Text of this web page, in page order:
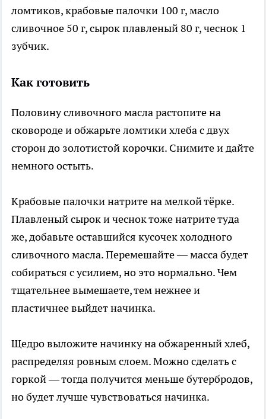
ломтиков, крабовые палочки 100 г, масло
сливочное 50 г, сырок плавленый 80 г, чеснок 1
зубчик.
Как готовить
Половину сливочного масла растопите на
сковороде и обжарьте ломтики хлеба с двух
сторон до золотистой корочки. Снимите и дайте
немного остыть.
Крабовые палочки натрите на мелкой тёрке.
Плавленый сырок и чеснок тоже натрите туда
же, добавьте оставшийся кусочек холодного
сливочного масла. Перемешайте — масса будет
собираться с усилием, но это нормально. Чем
тщательнее вымешаете, тем нежнее и
пластичнее выйдет начинка.
Щедро выложите начинку на обжаренный хлеб,
распределяя ровным слоем. Можно сделать с
горкой — тогда получится меньше бутербродов,
но будет лучше чувствоваться начинка.